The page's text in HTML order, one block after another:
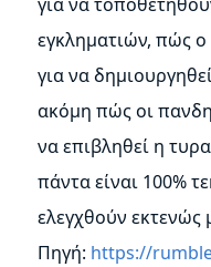
εγκληματιών, πώς ο
για να
ακόμη πώς οι
να επιβληθεί η
πάντα είναι 100%
ελεγχθούν εκτενώς
Πηγή: https://